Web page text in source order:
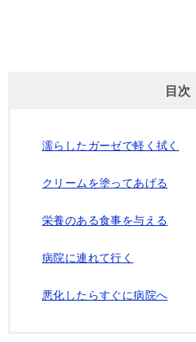
目次
濡らしたガーゼで軽く拭く
クリームを塗ってあげる
栄養のある食事を与える
病院に連れて行く
悪化したらすぐに病院へ